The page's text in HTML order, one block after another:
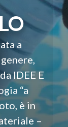
a
IDEE E
“a
è in
–